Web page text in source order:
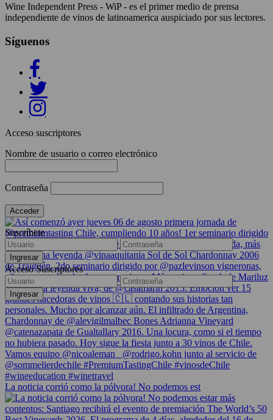
La noticia corrió como la pólvora! No podemos est
Wine Independent Press - WiP - es el primer medio de prensa
independiente de vinos de latinoamerica auspiciado por sus lectores.
Síguenos
Acceso suscriptores
Nombre de usuario o correo electrónico
Contraseña
Suscríbete
Acceso Suscriptores